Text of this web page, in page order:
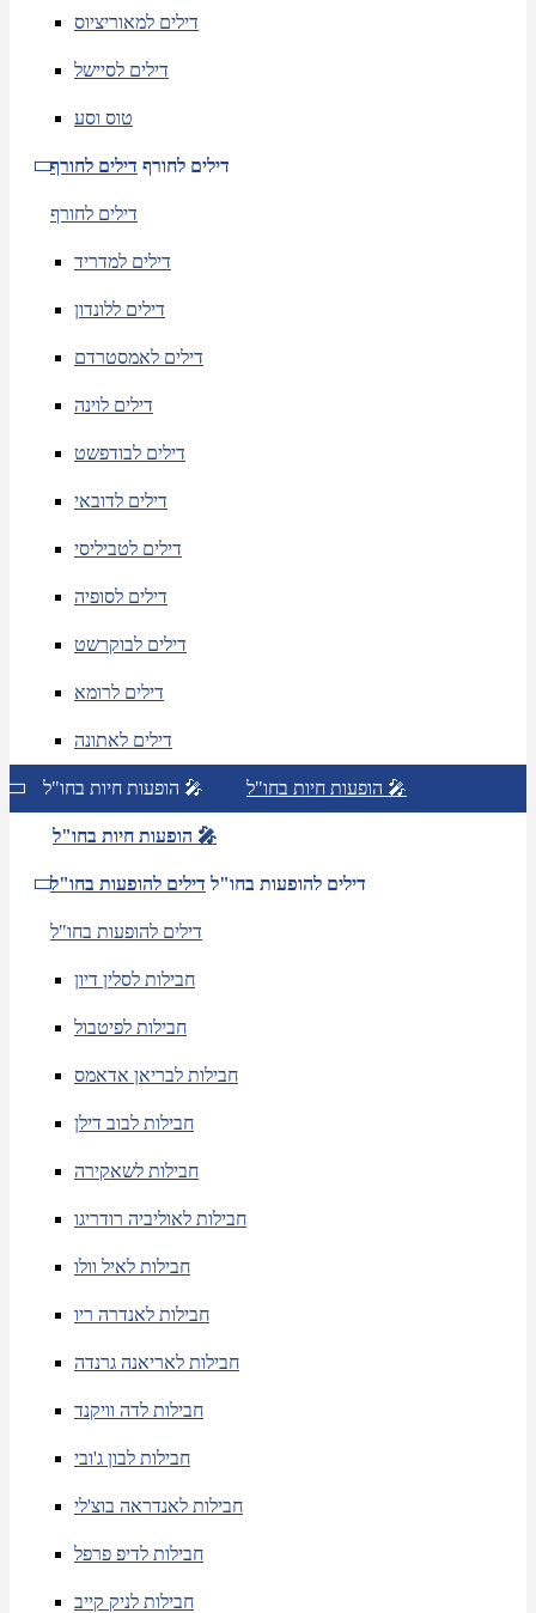
דילים למאוריציוס
דילים לסיישל
טוס וסע
דילים לחורף דילים לחורף
דילים לחורף
דילים למדריד
דילים ללונדון
דילים לאמסטרדם
דילים לוינה
דילים לבודפשט
דילים לדובאי
דילים לטביליסי
דילים לסופיה
דילים לבוקרשט
דילים לרומא
דילים לאתונה
הופעות חיות בחו"ל 🎤 הופעות חיות בחו"ל 🎤
הופעות חיות בחו"ל 🎤
דילים להופעות בחו"ל דילים להופעות בחו"ל
דילים להופעות בחו"ל
חבילות לסלין דיון
חבילות לפיטבול
חבילות לבריאן אדאמס
חבילות לבוב דילן
חבילות לשאקירה
חבילות לאוליביה רודריגו
חבילות לאיל וולו
חבילות לאנדרה ריו
חבילות לאריאנה גרנדה
חבילות לדה וויקנד
חבילות לבון ג'ובי
חבילות לאנדראה בוצ'לי
חבילות לדיפ פרפל
חבילות לניק קייב